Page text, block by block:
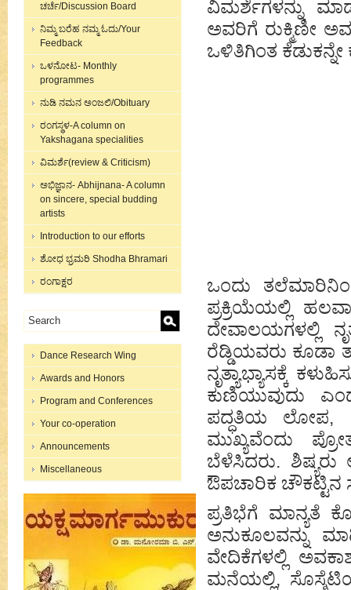
ಚರ್ಚೆ/Discussion Board
ನಿಮ್ಮ ಬರೆಹ ನಮ್ಮ ಓದು/Your
Feedback
ಒಳನೋಟ- Monthly
programmes
ನುಡಿ ನಮನ ಅಂಜಲಿ/Obituary
ರಂಗಸ್ಥಳ-A column on
Yakshagana specialities
ವಿಮರ್ಶೆ(review & Criticism)
ಅಭಿಜ್ಞಾನ- Abhijnana- A column
on sincere, special budding
artists
Introduction to our efforts
ಶೋಧ ಭ್ರಮರಿ Shodha Bhramari
ರಂಗಾಕ್ಷರ
Dance Research Wing
Awards and Honors
Program and Conferences
Your co-operation
Announcements
Miscellaneous
ವಿಮರ್ಶೆಗಳನ್ನು
ಅವರಿಗೆ ರುಕ್ಮಿಣೀ
ಒಳಿತಿಗಿಂತ
ಒಂದು
ಪ್ರಕ್ರಿಯೆಯಲ್ಲಿ
ದೇವಾಲಯಗಳಲ್ಲಿ
ರೆಡ್ಡಿಯವರು ಕೂಡಾ
ನೃತ್ಯಾಭ್ಯಾಸಕ್ಕೆ
ಕುಣಿಯುವುದು
ಪದ್ಧತಿಯ ಲೋಪ,
ಮುಖ್ಯವೆಂದು
ಬೆಳೆಸಿದರು. ಶಿಷ್ಯರು
ಔಪಚಾರಿಕ ಚೌಕಟ್ಟಿನ
ಪ್ರತಿಭೆಗೆ ಮಾನ್ಯತೆ
ಅನುಕೂಲವನ್ನು
ವೇದಿಕೆಗಳಲ್ಲಿ
ಮನೆಯಲ್ಲಿ,